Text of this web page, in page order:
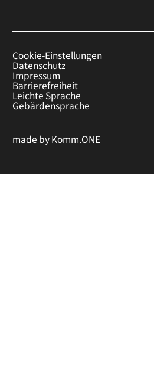
Cookie-Einstellungen
Datenschutz
Impressum
Barrierefreiheit
Leichte Sprache
Gebärdensprache
made byKomm.ONE